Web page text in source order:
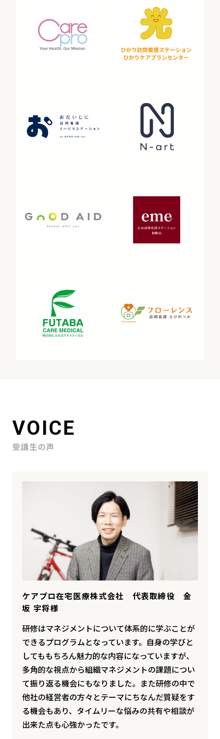
VOICE
受講生の声
ケアプロ在宅医療株式会社 代表取締役 金
坂 宇将様
研修はマネジメントについて体系的に学ぶことが
できるプログラムとなっています。自身の学びと
してももちろん魅力的な内容になっていますが、
多角的な視点から組織マネジメントの課題につい
て振り返る機会にもなりました。また研修の中で
他社の経営者の方々とテーマにちなんだ質疑をす
る機会もあり、タイムリーな悩みの共有や相談が
出来た点も心強かったです。